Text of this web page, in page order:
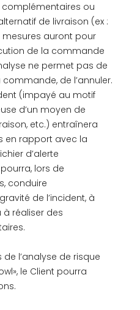
ou
de livraison (ex :
auront pour
de la commande
ne permet pas de
de l’annuler.
(impayé au motif
d’un moyen de
etc.) entraînera
en rapport avec la
d’alerte
lors de
conduire
de l’incident, à
réaliser des
l’analyse de risque
le Client pourra